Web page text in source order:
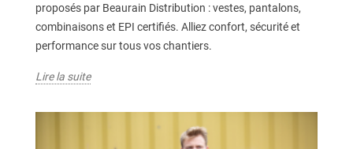
proposés par Beaurain Distribution : vestes, pantalons,
combinaisons et EPI certifiés. Alliez confort, sécurité et
performance sur tous vos chantiers.
Lire la suite